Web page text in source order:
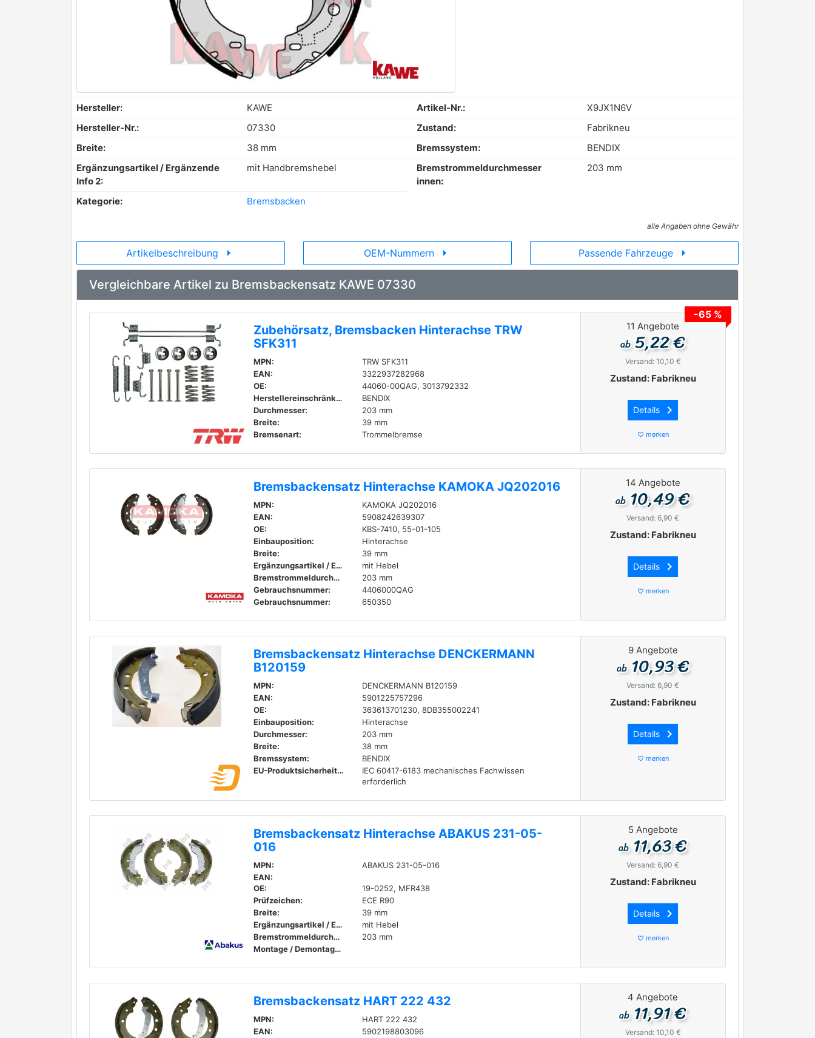
Hersteller: KAWE Artikel-Nr.:
X9JX1N6V
Hersteller-Nr.:
07330 Zustand:
Fabrikneu
Breite:
38 mm Bremssystem:
BENDIX
Ergänzungsartikel / Ergänzende
Info 2:
mit Handbremshebel
Bremstrommeldurchmesser
innen:
203 mm
Kategorie: Bremsbacken
alle Angaben ohne Gewähr
Artikelbeschreibung arrow_right OEM-Nummern arrow_right Passende Fahrzeuge arrow_right
Vergleichbare Artikel zu Bremsbackensatz KAWE 07330
Zubehörsatz, Bremsbacken Hinterachse TRW
SFK311
MPN:
TRW SFK311
EAN:
3322937282968
OE:
44060-00QAG, 3013792332
Herstellereinschränkung:
BENDIX
Durchmesser:
203 mm
Breite:
39 mm
Bremsenart:
Trommelbremse
-65 %
11 Angebote
ab5,22 €
Versand: 10,10 €
Zustand: Fabrikneu
Details keyboard_arrow_right
favorite_border merken
Bremsbackensatz Hinterachse KAMOKA JQ202016
MPN:
KAMOKA JQ202016
EAN:
5908242639307
OE:
KBS-7410, 55-01-105
Einbauposition:
Hinterachse
Breite:
39 mm
Ergänzungsartikel / Ergänzende Info:
mit Hebel
Bremstrommeldurchmesser innen:
203 mm
Gebrauchsnummer:
4406000QAG
Gebrauchsnummer:
650350
14 Angebote
ab10,49 €
Versand: 6,90 €
Zustand: Fabrikneu
Details keyboard_arrow_right
favorite_border merken
Bremsbackensatz Hinterachse DENCKERMANN
B120159
MPN:
DENCKERMANN B120159
EAN:
5901225757296
OE:
363613701230, 8DB355002241
Einbauposition:
Hinterachse
Durchmesser:
203 mm
Breite:
38 mm
Bremssystem:
BENDIX
EU-Produktsicherheitsverordnung (GPSR):
IEC 60417-6183 mechanisches Fachwissen
erforderlich
9 Angebote
ab10,93 €
Versand: 6,90 €
Zustand: Fabrikneu
Details keyboard_arrow_right
favorite_border merken
Bremsbackensatz Hinterachse ABAKUS 231-05-
016
MPN:
ABAKUS 231-05-016
EAN:
OE:
19-0252, MFR438
Prüfzeichen:
ECE R90
Breite:
39 mm
Ergänzungsartikel / Ergänzende Info:
mit Hebel
Bremstrommeldurchmesser innen:
203 mm
Montage / Demontage durch Fachpersonal erforderlich!
5 Angebote
ab11,63 €
Versand: 6,90 €
Zustand: Fabrikneu
Details keyboard_arrow_right
favorite_border merken
Bremsbackensatz HART 222 432
MPN:
HART 222 432
EAN:
5902198803096
4 Angebote
ab11,91 €
Versand: 10,10 €